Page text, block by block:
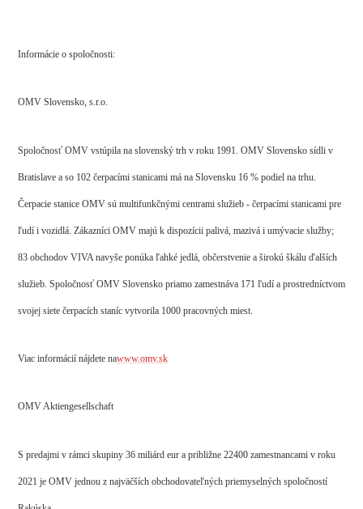
Informácie o spoločnosti:
OMV Slovensko, s.r.o.
Spoločnosť OMV vstúpila na slovenský trh v roku 1991. OMV Slovensko sídli v
Bratislave a so 102 čerpacími stanicami má na Slovensku 16 % podiel na trhu.
Čerpacie stanice OMV sú multifunkčnými centrami služieb - čerpacími stanicami pre
ľudí i vozidlá. Zákazníci OMV majú k dispozícii palivá, mazivá i umývacie služby;
83 obchodov VIVA navyše ponúka ľahké jedlá, občerstvenie a širokú škálu ďalších
služieb. Spoločnosť OMV Slovensko priamo zamestnáva 171 ľudí a prostredníctvom
svojej siete čerpacích staníc vytvorila 1000 pracovných miest.
Viac informácií nájdete nawww.omv.sk
OMV Aktiengesellschaft
S predajmi v rámci skupiny 36 miliárd eur a približne 22400 zamestnancami v roku
2021 je OMV jednou z najväčších obchodovateľných priemyselných spoločností